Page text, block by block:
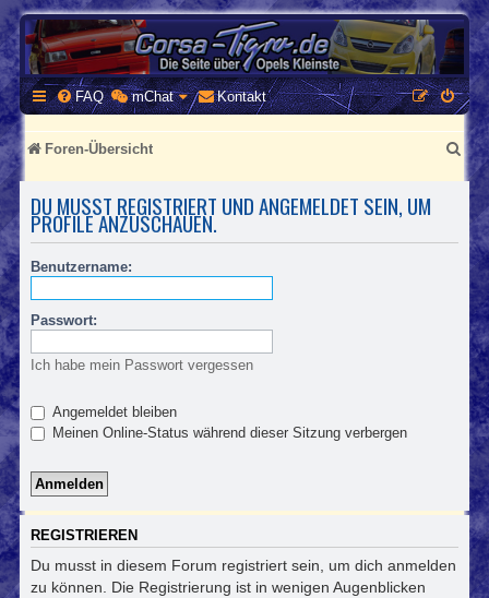
CORSA-TIGRA.DE
Homepage und Forum rund um Opel Corsa und Tigra
FAQ mChat Kontakt
Foren-Übersicht
S
u
h
DU MUSST REGISTRIERT UND ANGEMELDET SEIN, UM
PROFILE ANZUSCHAUEN.
Benutzername:
Passwort:
Ich habe mein Passwort vergessen
Angemeldet bleiben
Meinen Online-Status während dieser Sitzung verbergen
REGISTRIEREN
Du musst in diesem Forum registriert sein, um dich anmelden
zu können. Die Registrierung ist in wenigen Augenblicken